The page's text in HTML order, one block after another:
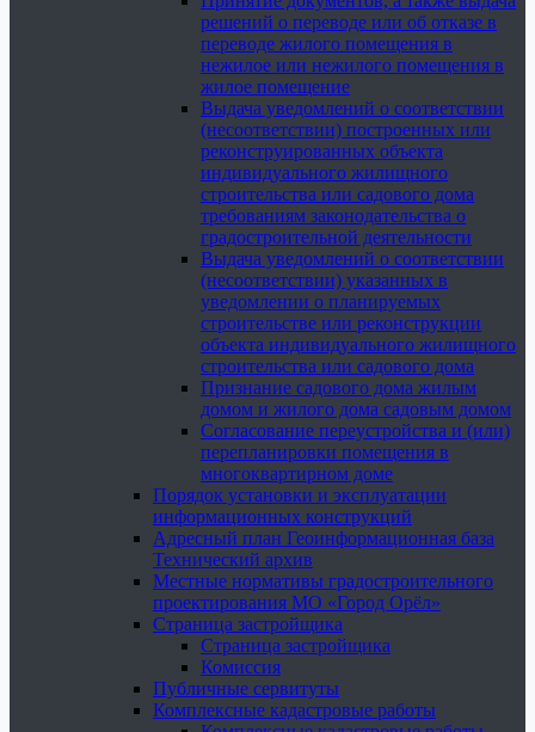
решений о переводе или об отказе в
переводе жилого помещения в
нежилое или нежилого помещения в
жилое помещение
Выдача уведомлений о соответствии
(несоответствии) построенных или
реконструированных объекта
индивидуального жилищного
строительства или садового дома
требованиям законодательства о
градостроительной деятельности
Выдача уведомлений о соответствии
(несоответствии) указанных в
уведомлении о планируемых
строительстве или реконструкции
объекта индивидуального жилищного
строительства или садового дома
Признание садового дома жилым
домом и жилого дома садовым домом
Согласование переустройства и (или)
перепланировки помещения в
многоквартирном доме
Порядок установки и эксплуатации
информационных конструкций
Адресный план Геоинформационная база
Технический архив
Местные нормативы градостроительного
проектирования МО «Город Орёл»
Страница застройщика
Страница застройщика
Комиссия
Публичные сервитуты
Комплексные кадастровые работы